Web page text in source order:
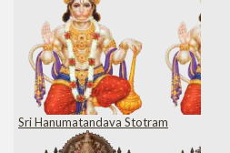
Sri Hanumatandava Stotram